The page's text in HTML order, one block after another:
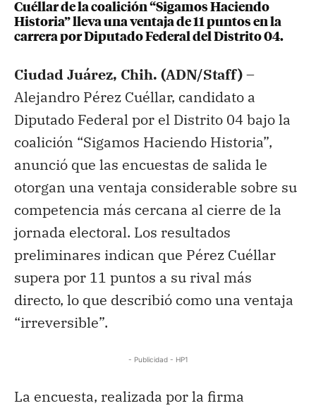
Cuéllar de la coalición “Sigamos Haciendo
Historia” lleva una ventaja de 11 puntos en la
carrera por Diputado Federal del Distrito 04.
Ciudad Juárez, Chih. (ADN/Staff) –
Alejandro Pérez Cuéllar, candidato a
Diputado Federal por el Distrito 04 bajo la
coalición “Sigamos Haciendo Historia”,
anunció que las encuestas de salida le
otorgan una ventaja considerable sobre su
competencia más cercana al cierre de la
jornada electoral. Los resultados
preliminares indican que Pérez Cuéllar
supera por 11 puntos a su rival más
directo, lo que describió como una ventaja
“irreversible”.
- Publicidad - HP1
La encuesta, realizada por la firma